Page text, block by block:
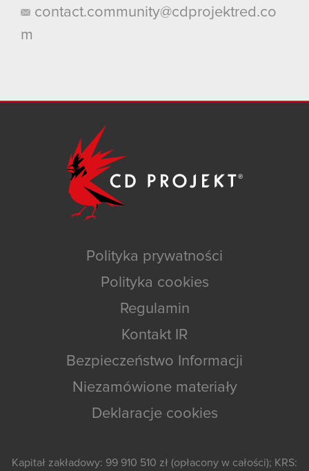
contact.community@cdprojektred.co
m
Polityka prywatności
Polityka cookies
Regulamin
Kontakt IR
Bezpieczeństwo Informacji
Niezamówione materiały
Deklaracje cookies
Kapitał zakładowy: 99 910 510 zł (opłacony w całości); KRS: